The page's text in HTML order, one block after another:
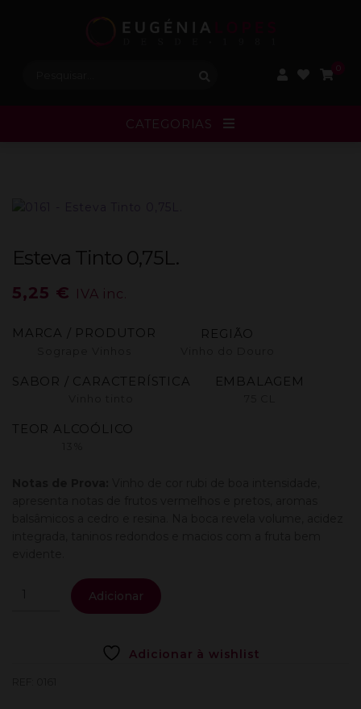
CATEGORIAS
Esteva Tinto 0,75L.
5,25 € IVA inc.
MARCA / PRODUTOR REGIÃO
SABOR / CARACTERÍSTICA EMBALAGEM
TEOR ALCOÓLICO
Quantidade
Adicionar
Adicionar à wishlist